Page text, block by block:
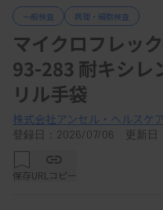
一般検査 病理・細胞検査
マイクロフレッ
93-283 耐キシレ
リル手袋
株式会社アンセル・ヘルスケ
登録日：2026/07/06 更新日
保存URLコピー